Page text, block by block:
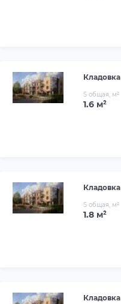
Кладовка
S общая, м²
1.6 м²
Кладовка
S общая, м²
1.8 м²
Кладовка